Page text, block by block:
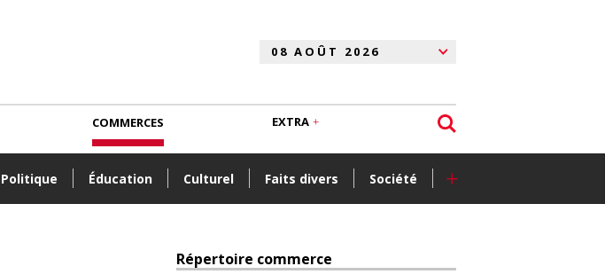
Politique Éducation Culturel Faits divers Société +
COMMERCES EXTRA
Répertoire commerce